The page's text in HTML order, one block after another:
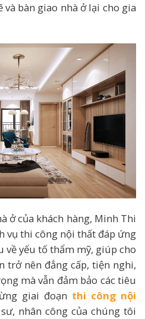
và bàn giao nhà ở lại cho gia
ở của khách hàng, Minh Thi
vụ thi công nội thất đáp ứng
về yếu tố thẩm mỹ, giúp cho
trở nên đẳng cấp, tiện nghi,
mà vẫn đảm bảo các tiêu
giai đoạn thi công nội
nhân công của chúng tôi